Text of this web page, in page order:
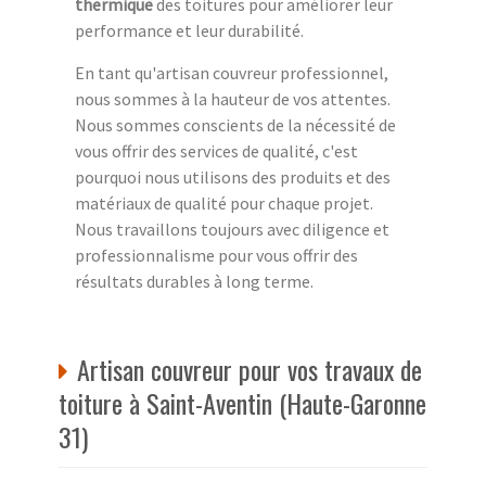
performance et leur durabilité.
En tant qu'artisan couvreur professionnel,
nous sommes à la hauteur de vos attentes.
Nous sommes conscients de la nécessité de
vous offrir des services de qualité, c'est
pourquoi nous utilisons des produits et des
matériaux de qualité pour chaque projet.
Nous travaillons toujours avec diligence et
professionnalisme pour vous offrir des
résultats durables à long terme.
Artisan couvreur pour vos travaux de
toiture à Saint-Aventin (Haute-Garonne
31)